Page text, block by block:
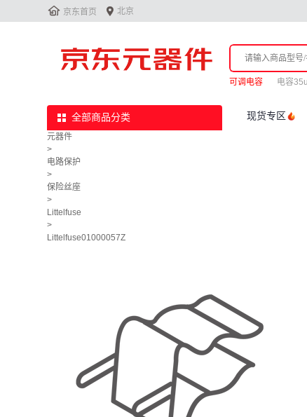
 京东首页  北京
可调电容 电容
全部商品分类 现货专区
元器件
>
电路保护
>
保险丝座
>
Littelfuse
>
Littelfuse01000057Z